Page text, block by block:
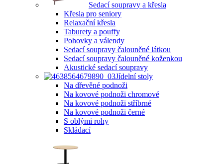
Sedací soupravy a křesla
Křesla pro seniory
Relaxační křesla
Taburety a pouffy
Pohovky a válendy
Sedací soupravy čalouněné látkou
Sedací soupravy čalouněné koženkou
Akustické sedací soupravy
Jídelní stoly
Na dřevěné podnoži
Na kovové podnoži chromové
Na kovové podnoži stříbrné
Na kovové podnoži černé
S oblými rohy
Skládací